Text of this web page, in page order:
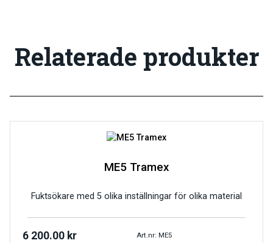
Relaterade produkter
ME5 Tramex
Fuktsökare med 5 olika inställningar för olika material
6 200.00 kr Art.nr: ME5